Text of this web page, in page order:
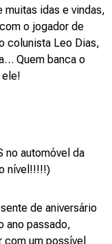
idas e vindas,
o jogador de
colunista Leo Dias,
Quem banca o
ele!
no automóvel da
nível!!!!!)
de aniversário
ano passado,
com um possível